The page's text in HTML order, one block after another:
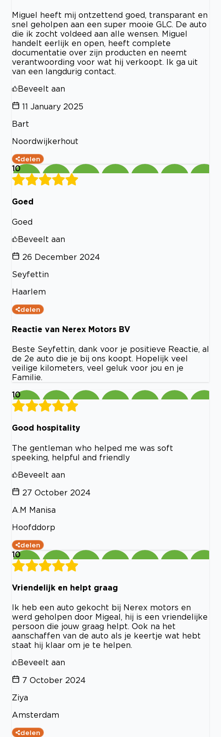
Miguel heeft mij ontzettend goed, transparant en
snel geholpen aan een super mooie GLC. De auto
die ik zocht voldeed aan alle wensen. Miguel
handelt eerlijk en open, heeft complete
documentatie over zijn producten en neemt
verantwoording voor wat hij verkoopt. Ik ga uit
van een langdurig contact.
Beveelt aan
11 January 2025
Bart
Noordwijkerhout
delen
10
Goed
Goed
Beveelt aan
26 December 2024
Seyfettin
Haarlem
delen
Reactie van Nerex Motors BV
Beste Seyfettin, dank voor je positieve Reactie, al
de 2e auto die je bij ons koopt. Hopelijk veel
veilige kilometers, veel geluk voor jou en je
Familie.
10
Good hospitality
The gentleman who helped me was soft
speeking, helpful and friendly
Beveelt aan
27 October 2024
A.M Manisa
Hoofddorp
delen
10
Vriendelijk en helpt graag
Ik heb een auto gekocht bij Nerex motors en
werd geholpen door Migeal, hij is een vriendelijke
persoon die jouw graag helpt. Ook na het
aanschaffen van de auto als je keertje wat hebt
staat hij klaar om je te helpen.
Beveelt aan
7 October 2024
Ziya
Amsterdam
delen